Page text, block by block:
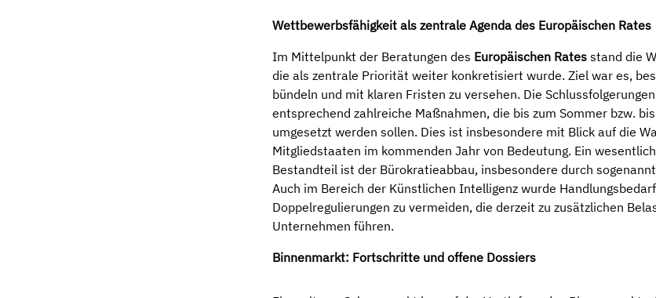
Wettbewerbsfähigkeit als zentrale Agenda des Europäischen Rates
Im Mittelpunkt der Beratungen des Europäischen Rates stand die
die als zentrale Priorität weiter konkretisiert wurde. Ziel war es,
bündeln und mit klaren Fristen zu versehen. Die
entsprechend zahlreiche Maßnahmen, die bis zum Sommer bzw.
umgesetzt werden sollen. Dies ist insbesondere mit Blick auf die
Mitgliedstaaten im kommenden Jahr von Bedeutung. Ein
Bestandteil ist der Bürokratieabbau, insbesondere durch
Auch im Bereich der Künstlichen Intelligenz wurde
Doppelregulierungen zu vermeiden, die derzeit zu zusätzlichen
Unternehmen führen.
Binnenmarkt: Fortschritte und offene Dossiers